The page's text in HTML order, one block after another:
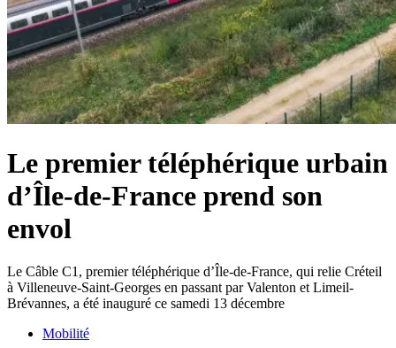
Le premier téléphérique urbain
d’Île-de-France prend son
envol
Le Câble C1, premier téléphérique d’Île-de-France, qui relie Créteil
à Villeneuve-Saint-Georges en passant par Valenton et Limeil-
Brévannes, a été inauguré ce samedi 13 décembre
Mobilité